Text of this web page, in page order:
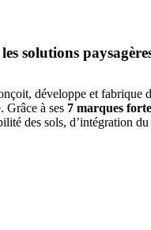
solutions
développe et fabrique
Grâce à ses 7 marques
des sols, d’intégration